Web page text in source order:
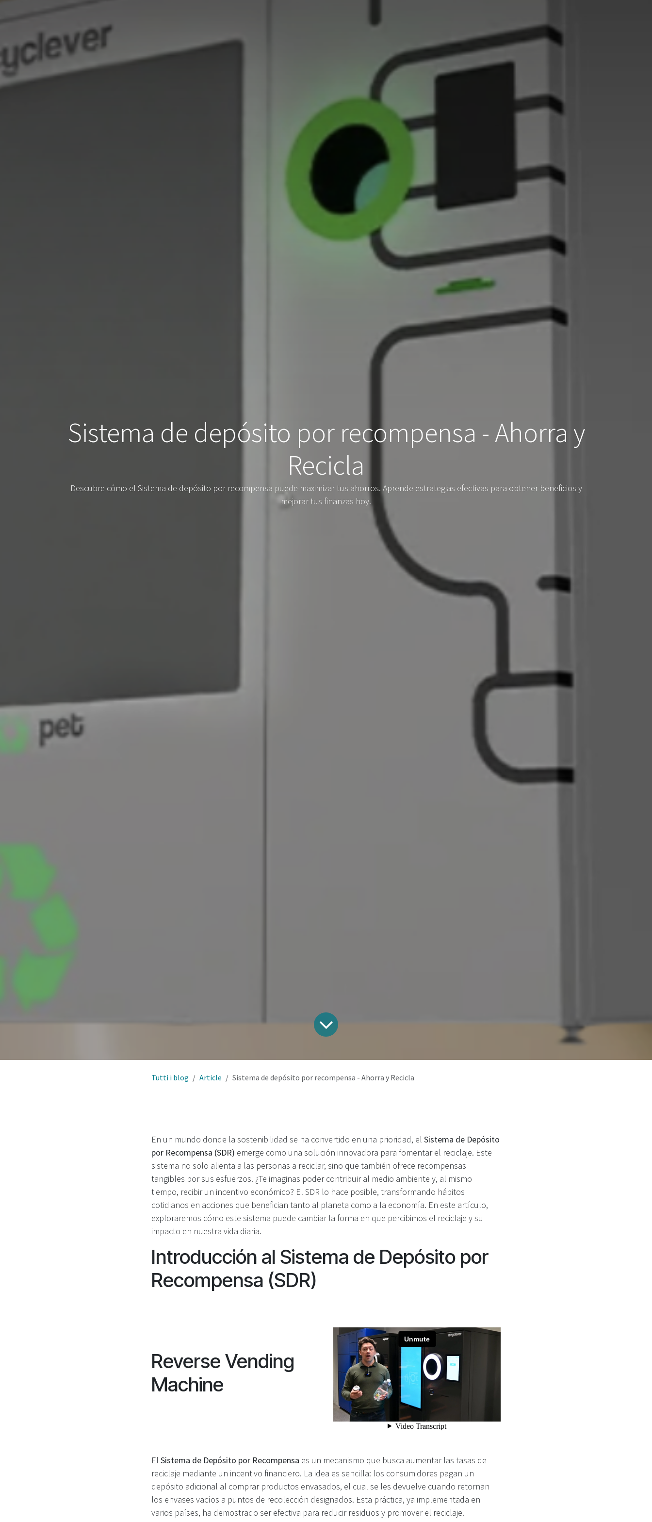
Sistema de depósito por recompensa - Ahorra y
Recicla
Descubre cómo el Sistema de depósito por recompensa puede maximizar tus ahorros. Aprende estrategias efectivas para obtener beneficios y
mejorar tus finanzas hoy.
Tutti i blog Article Sistema de depósito por recompensa - Ahorra y Recicla
En un mundo donde la sostenibilidad se ha convertido en una prioridad, el Sistema de Depósito
por Recompensa (SDR) emerge como una solución innovadora para fomentar el reciclaje. Este
sistema no solo alienta a las personas a reciclar, sino que también ofrece recompensas
tangibles por sus esfuerzos. ¿Te imaginas poder contribuir al medio ambiente y, al mismo
tiempo, recibir un incentivo económico? El SDR lo hace posible, transformando hábitos
cotidianos en acciones que benefician tanto al planeta como a la economía. En este artículo,
exploraremos cómo este sistema puede cambiar la forma en que percibimos el reciclaje y su
impacto en nuestra vida diaria.
Introducción al Sistema de Depósito por
Recompensa (SDR)
Reverse Vending
Machine
El Sistema de Depósito por Recompensa es un mecanismo que busca aumentar las tasas de
reciclaje mediante un incentivo financiero. La idea es sencilla: los consumidores pagan un
depósito adicional al comprar productos envasados, el cual se les devuelve cuando retornan
los envases vacíos a puntos de recolección designados. Esta práctica, ya implementada en
varios países, ha demostrado ser efectiva para reducir residuos y promover el reciclaje.